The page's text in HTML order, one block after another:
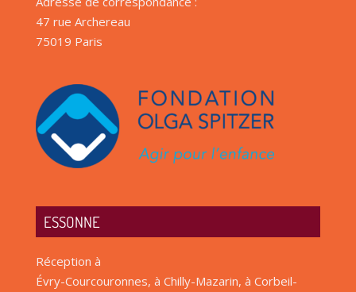
47 rue Archereau
75019 Paris
ESSONNE
Réception à
Évry-Courcouronnes, à Chilly-Mazarin, à Corbeil-